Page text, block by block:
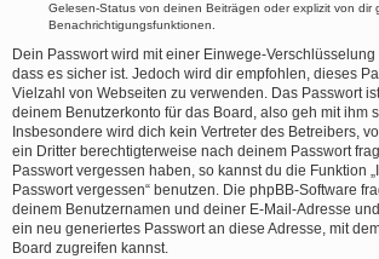
Gelesen-Status von deinen Beiträgen oder explizit von dir
Benachrichtigungsfunktionen.
Dein Passwort wird mit einer Einwege-
dass es sicher ist. Jedoch wird dir empfohlen, dieses
Vielzahl von Webseiten zu verwenden. Das Passwort
deinem Benutzerkonto für das Board, also geh mit ihm
Insbesondere wird dich kein Vertreter des Betreibers,
ein Dritter berechtigterweise nach deinem Passwort
Passwort vergessen haben, so kannst du die Funktion
Passwort vergessen“ benutzen. Die phpBB-Software
deinem Benutzernamen und deiner E-Mail-Adresse
ein neu generiertes Passwort an diese Adresse, mit
Board zugreifen kannst.